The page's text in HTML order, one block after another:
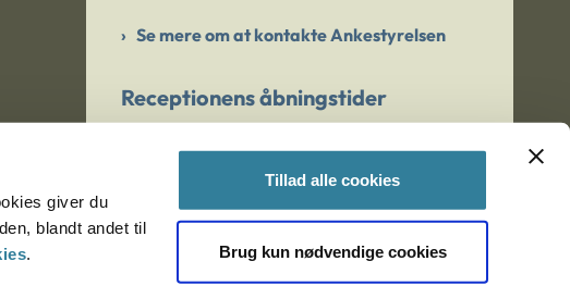
giver du
blandt andet til
.
Tillad alle cookies
Brug kun nødvendige cookies
Se mere om at kontakte Ankestyrelsen
Receptionens åbningstider
Er du bekymret for et barn/en ung?